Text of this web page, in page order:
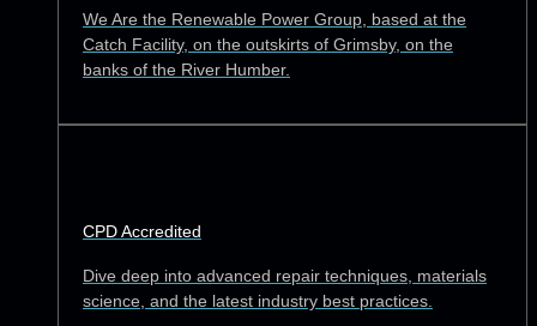
We Are the Renewable Power Group, based at the
Catch Facility, on the outskirts of Grimsby, on the
banks of the River Humber.
CPD Accredited
Dive deep into advanced repair techniques, materials
science, and the latest industry best practices.